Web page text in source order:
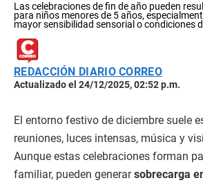
Las celebraciones de fin de año pueden
para niños menores de 5 años,
mayor sensibilidad sensorial o condiciones
REDACCIÓN DIARIO CORREO
Actualizado el 24/12/2025, 02:52 p.m.
El entorno festivo de diciembre suele
reuniones, luces intensas, música y
Aunque estas celebraciones forman
familiar, pueden generarsobrecarga